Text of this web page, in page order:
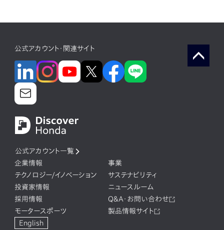
公式アカウント・関連サイト
公式アカウント一覧
企業情報
事業
テクノロジー/イノベーション
サステナビリティ
投資家情報
ニュースルーム
採用情報
Q&A・お問い合わせ
モータースポーツ
製品情報サイト
English